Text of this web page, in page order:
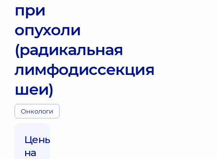
при
опухоли
(радикальная
лимфодиссекция
шеи)
Онкологи
Цены
на